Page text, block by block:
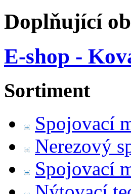
Doplňující
E-shop -
Sortiment
Spojovací
Nerezový
Spojovací